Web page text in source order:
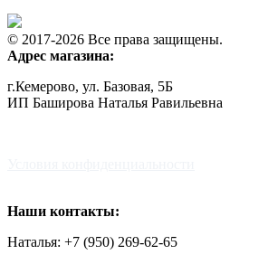
© 2017-2026 Все права защищены.
Адрес магазина:
г.Кемерово, ул. Базовая, 5Б
ИП Баширова Наталья Равильевна
Наши контакты:
Наталья: +7 (950) 269-62-65